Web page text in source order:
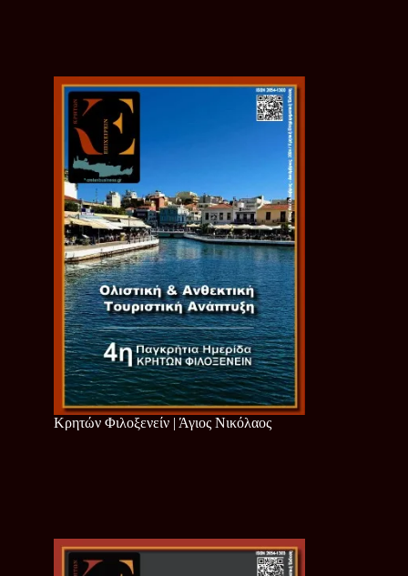
Κρητών Φιλοξενείν | Άγιος Νικόλαος